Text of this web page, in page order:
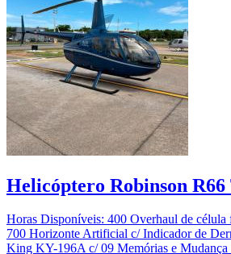
Helicóptero Robinson R66
Horas Disponíveis: 400 Overhaul de
700 Horizonte Artificial c/ Indicador de
King KY-196A c/ 09 Memórias e Mudança